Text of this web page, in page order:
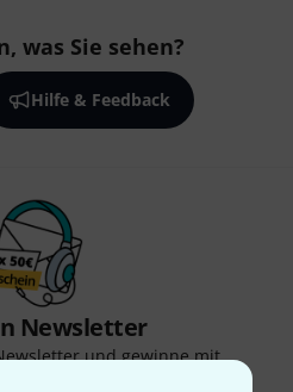
was Sie sehen?
Hilfe & Feedback
Newsletter
und gewinne mit